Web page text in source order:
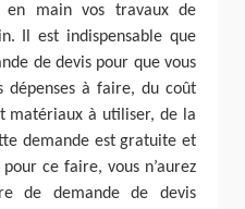
en main vos travaux de
Il est indispensable que
de devis pour que vous
dépenses à faire, du coût
matériaux à utiliser, de la
demande est gratuite et
ce faire, vous n’aurez
de demande de devis